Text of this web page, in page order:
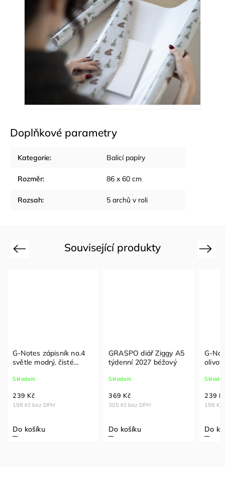
Doplňkové parametry
Kategorie: Balicí papíry
Rozměr: 86 x 60 cm
Rozsah: 5 archů v roli
Související produkty
Previous
G-Notes zápisník no.4
světle modrý, čisté
Skladem
198 Kč bez DPH
239 Kč
Do košíku
GRASPO diář Ziggy A5
týdenní 2027 béžový
Skladem
305 Kč bez DPH
369 Kč
Do košíku
G-
198 Kč
239
Do
Next